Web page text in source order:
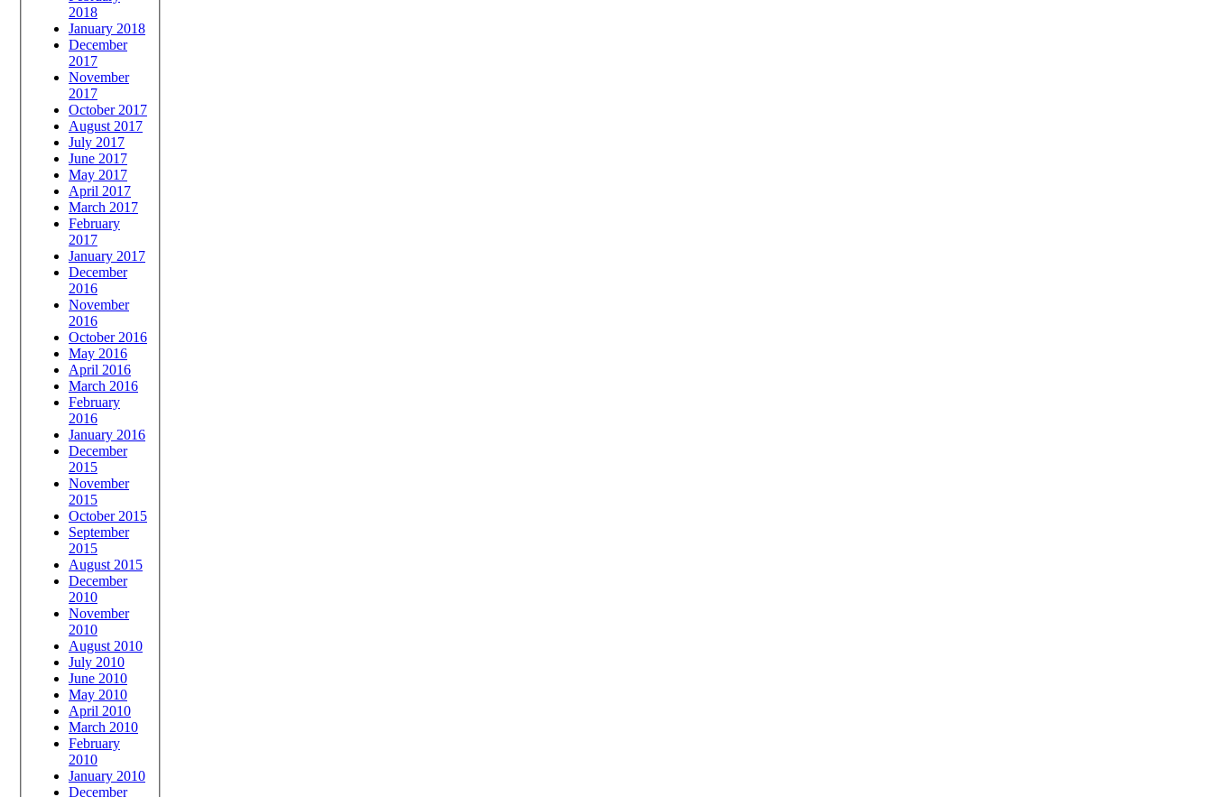
2018
January 2018
December
2017
November
2017
October 2017
August 2017
July 2017
June 2017
May 2017
April 2017
March 2017
February
2017
January 2017
December
2016
November
2016
October 2016
May 2016
April 2016
March 2016
February
2016
January 2016
December
2015
November
2015
October 2015
September
2015
August 2015
December
2010
November
2010
August 2010
July 2010
June 2010
May 2010
April 2010
March 2010
February
2010
January 2010
December